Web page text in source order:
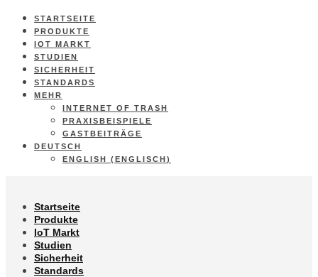
STARTSEITE
PRODUKTE
IOT MARKT
STUDIEN
SICHERHEIT
STANDARDS
MEHR
INTERNET OF TRASH
PRAXISBEISPIELE
GASTBEITRÄGE
DEUTSCH
ENGLISH (ENGLISCH)
Startseite
Produkte
IoT Markt
Studien
Sicherheit
Standards